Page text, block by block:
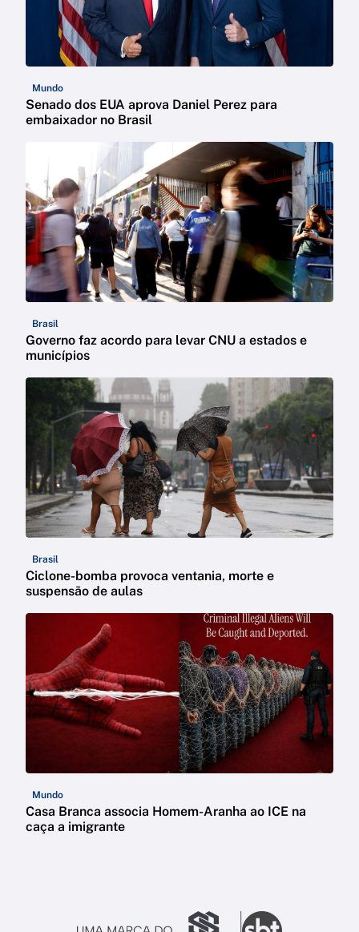
Mundo
Senado dos EUA aprova Daniel Perez para
embaixador no Brasil
Brasil
Governo faz acordo para levar CNU a estados e
municípios
Brasil
Ciclone-bomba provoca ventania, morte e
suspensão de aulas
Mundo
Casa Branca associa Homem-Aranha ao ICE na
caça a imigrante